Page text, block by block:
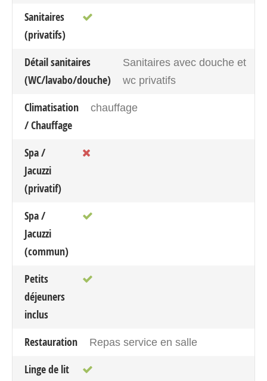
Sanitaires
(privatifs)
Détail sanitaires
(WC/lavabo/douche)
Sanitaires avec douche et
wc privatifs
Climatisation
/ Chauffage
chauffage
Spa /
Jacuzzi
(privatif)
Spa /
Jacuzzi
(commun)
Petits
déjeuners
inclus
Restauration
Repas service en salle
Linge de lit